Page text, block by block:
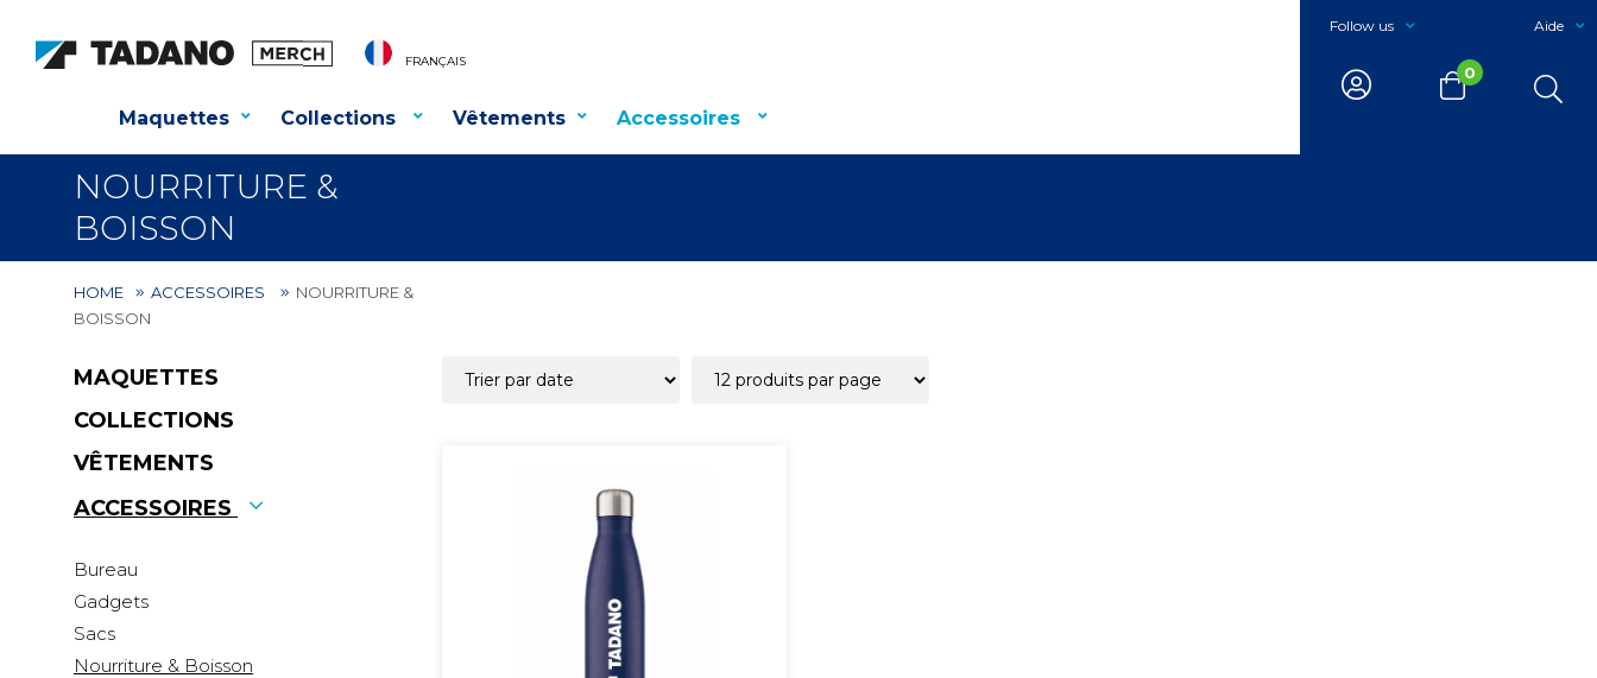
FRANÇAIS
Aide
Follow us
0
Maquettes Collections Vêtements Accessoires
NOURRITURE &
BOISSON
HOME ACCESSOIRES
NOURRITURE &
BOISSON
MAQUETTES
COLLECTIONS
VÊTEMENTS
ACCESSOIRES
Bureau
Gadgets
Sacs
Nourriture & Boisson